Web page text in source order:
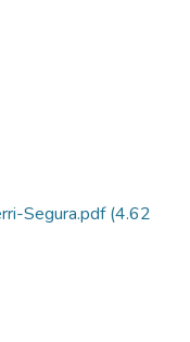
Segura.pdf(4.62